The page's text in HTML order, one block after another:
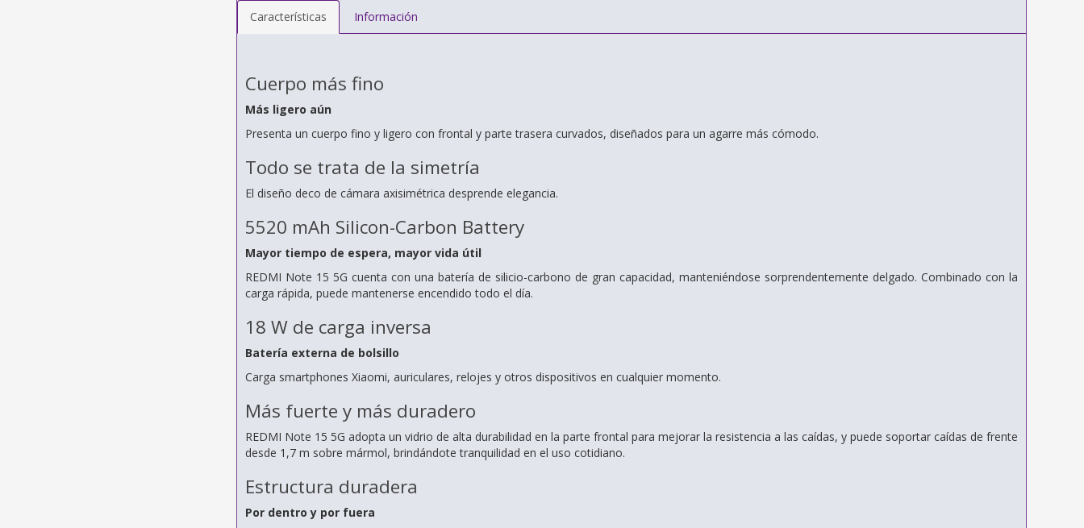
Características Información
Cuerpo más fino
Más ligero aún
Presenta un cuerpo fino y ligero con frontal y parte trasera curvados, diseñados para un agarre más cómodo.
Todo se trata de la simetría
El diseño deco de cámara axisimétrica desprende elegancia.
5520 mAh Silicon-Carbon Battery
Mayor tiempo de espera, mayor vida útil
REDMI Note 15 5G cuenta con una batería de silicio-carbono de gran capacidad, manteniéndose sorprendentemente delgado. Combinado con la
carga rápida, puede mantenerse encendido todo el día.
18 W de carga inversa
Batería externa de bolsillo
Carga smartphones Xiaomi, auriculares, relojes y otros dispositivos en cualquier momento.
Más fuerte y más duradero
REDMI Note 15 5G adopta un vidrio de alta durabilidad en la parte frontal para mejorar la resistencia a las caídas, y puede soportar caídas de frente
desde 1,7 m sobre mármol, brindándote tranquilidad en el uso cotidiano.
Estructura duradera
Por dentro y por fuera